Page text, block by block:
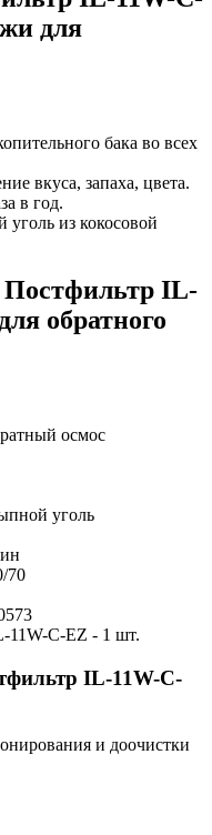
для
бака во всех
вкуса, запаха, цвета.
в год.
из кокосовой
IL-
обратного
осмос
уголь
70
11W-C-EZ - 1 шт.
IL-11W-C-
и доочистки